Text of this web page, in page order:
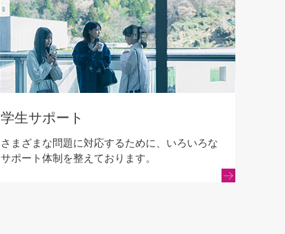
学生サポート
さまざまな問題に対応するために、いろいろな
サポート体制を整えております。